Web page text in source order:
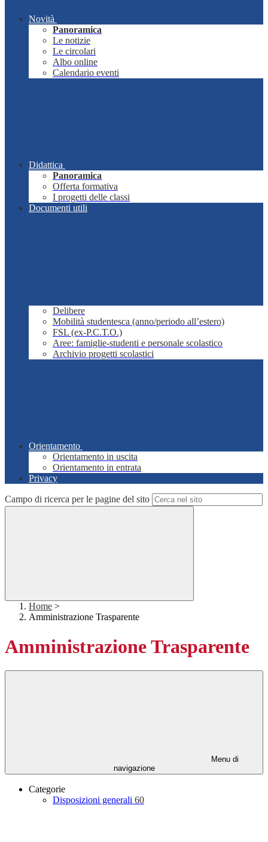
Novità
Panoramica
Le notizie
Le circolari
Albo online
Calendario eventi
Didattica
Panoramica
Offerta formativa
I progetti delle classi
Documenti utili
Delibere
Mobilità studentesca (anno/periodo all’estero)
FSL (ex-P.C.T.O.)
Aree: famiglie-studenti e personale scolastico
Archivio progetti scolastici
Orientamento
Orientamento in uscita
Orientamento in entrata
Privacy
Campo di ricerca per le pagine del sito
Home >
Amministrazione Trasparente
Amministrazione Trasparente
Menu di
navigazione
Categorie
Disposizioni generali 60